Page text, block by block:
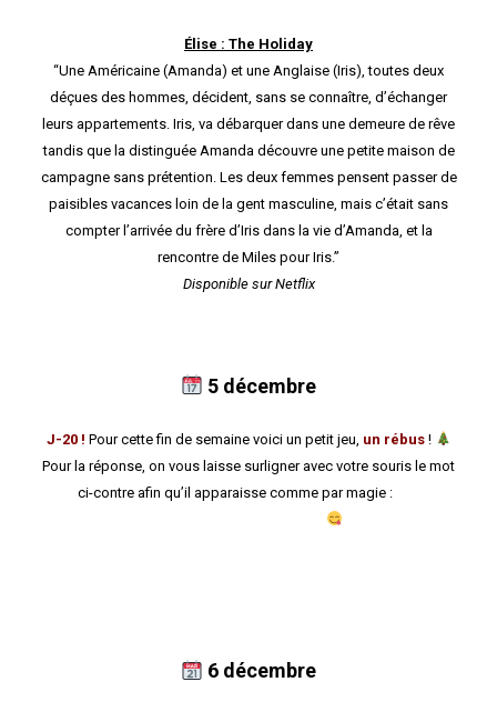
Élise : The Holiday
“Une Américaine (Amanda) et une Anglaise (Iris), toutes deux
déçues des hommes, décident, sans se connaître, d’échanger
leurs appartements. Iris, va débarquer dans une demeure de rêve
tandis que la distinguée Amanda découvre une petite maison de
campagne sans prétention. Les deux femmes pensent passer de
paisibles vacances loin de la gent masculine, mais c’était sans
compter l’arrivée du frère d’Iris dans la vie d’Amanda, et la
rencontre de Miles pour Iris.”
Disponible sur Netflix
5 décembre
J-20 ! Pour cette fin de semaine voici un petit jeu, un rébus!
Pour la réponse, on vous laisse surligner avec votre souris le mot
ci-contre afin qu’il apparaisse comme par magie :Les
6 décembre